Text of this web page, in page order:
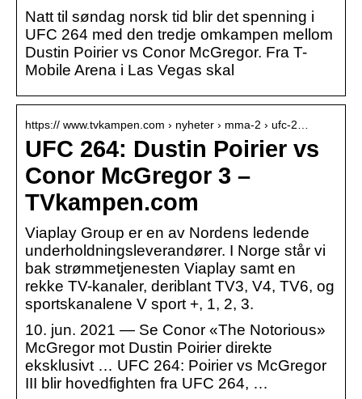
Natt til søndag norsk tid blir det spenning i
UFC 264 med den tredje omkampen mellom
Dustin Poirier vs Conor McGregor. Fra T-
Mobile Arena i Las Vegas skal
https:// www.tvkampen.com › nyheter › mma-2 › ufc-2…
UFC 264: Dustin Poirier vs
Conor McGregor 3 –
TVkampen.com
Viaplay Group er en av Nordens ledende
underholdningsleverandører. I Norge står vi
bak strømmetjenesten Viaplay samt en
rekke TV-kanaler, deriblant TV3, V4, TV6, og
sportskanalene V sport +, 1, 2, 3.
10. jun. 2021 — Se Conor «The Notorious»
McGregor mot Dustin Poirier direkte
eksklusivt … UFC 264: Poirier vs McGregor
III blir hovedfighten fra UFC 264, …